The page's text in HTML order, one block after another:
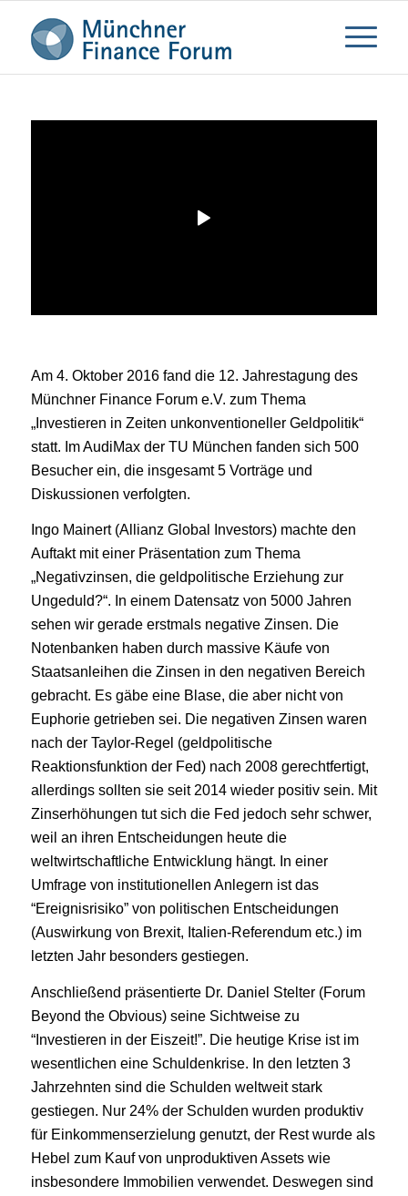
Am 4. Oktober 2016 fand die 12. Jahrestagung des
Münchner Finance Forum e.V. zum Thema
„Investieren in Zeiten unkonventioneller Geldpolitik“
statt. Im AudiMax der TU München fanden sich 500
Besucher ein, die insgesamt 5 Vorträge und
Diskussionen verfolgten.
Ingo Mainert (Allianz Global Investors) machte den
Auftakt mit einer Präsentation zum Thema
„Negativzinsen, die geldpolitische Erziehung zur
Ungeduld?“. In einem Datensatz von 5000 Jahren
sehen wir gerade erstmals negative Zinsen. Die
Notenbanken haben durch massive Käufe von
Staatsanleihen die Zinsen in den negativen Bereich
gebracht. Es gäbe eine Blase, die aber nicht von
Euphorie getrieben sei. Die negativen Zinsen waren
nach der Taylor-Regel (geldpolitische
Reaktionsfunktion der Fed) nach 2008 gerechtfertigt,
allerdings sollten sie seit 2014 wieder positiv sein. Mit
Zinserhöhungen tut sich die Fed jedoch sehr schwer,
weil an ihren Entscheidungen heute die
weltwirtschaftliche Entwicklung hängt. In einer
Umfrage von institutionellen Anlegern ist das
“Ereignisrisiko” von politischen Entscheidungen
(Auswirkung von Brexit, Italien-Referendum etc.) im
letzten Jahr besonders gestiegen.
Anschließend präsentierte Dr. Daniel Stelter (Forum
Beyond the Obvious) seine Sichtweise zu
“Investieren in der Eiszeit!”. Die heutige Krise ist im
wesentlichen eine Schuldenkrise. In den letzten 3
Jahrzehnten sind die Schulden weltweit stark
gestiegen. Nur 24% der Schulden wurden produktiv
für Einkommenserzielung genutzt, der Rest wurde als
Hebel zum Kauf von unproduktiven Assets wie
insbesondere Immobilien verwendet. Deswegen sind